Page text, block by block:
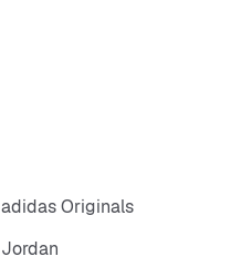
adidas Originals
Jordan